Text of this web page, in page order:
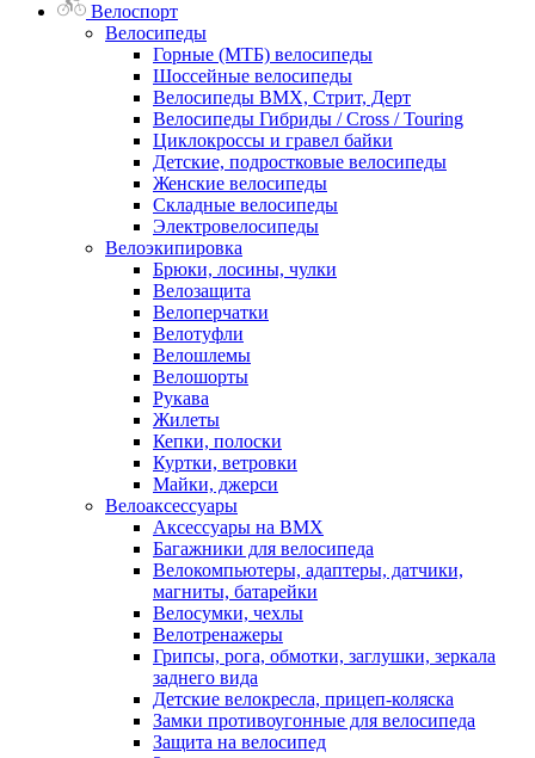
Велоспорт
Велосипеды
Горные (МТБ) велосипеды
Шоссейные велосипеды
Велосипеды BMX, Стрит, Дерт
Велосипеды Гибриды / Cross / Touring
Циклокроссы и гравел байки
Детские, подростковые велосипеды
Женские велосипеды
Складные велосипеды
Электровелосипеды
Велоэкипировка
Брюки, лосины, чулки
Велозащита
Велоперчатки
Велотуфли
Велошлемы
Велошорты
Рукава
Жилеты
Кепки, полоски
Куртки, ветровки
Майки, джерси
Велоаксессуары
Аксессуары на BMX
Багажники для велосипеда
Велокомпьютеры, адаптеры, датчики,
магниты, батарейки
Велосумки, чехлы
Велотренажеры
Грипсы, рога, обмотки, заглушки, зеркала
заднего вида
Детские велокресла, прицеп-коляска
Замки противоугонные для велосипеда
Защита на велосипед